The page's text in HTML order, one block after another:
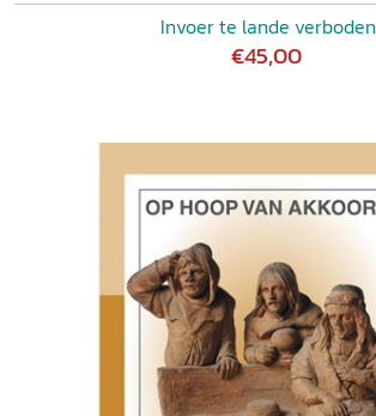
Invoer te lande verboden
€45,00